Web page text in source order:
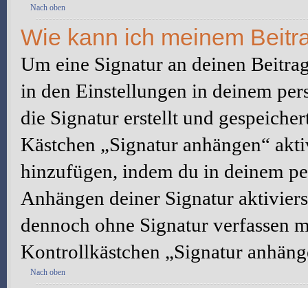
Nach oben
Wie kann ich meinem
Um eine Signatur an deinen
in den Einstellungen in deinem
die Signatur erstellt und
Kästchen „Signatur anhängen“
hinzufügen, indem du in deinem
Anhängen deiner Signatur
dennoch ohne Signatur verfassen
Kontrollkästchen „Signatur
Nach oben